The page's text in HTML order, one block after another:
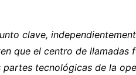
clave,
que el centro de llamadas
tecnológicas de la